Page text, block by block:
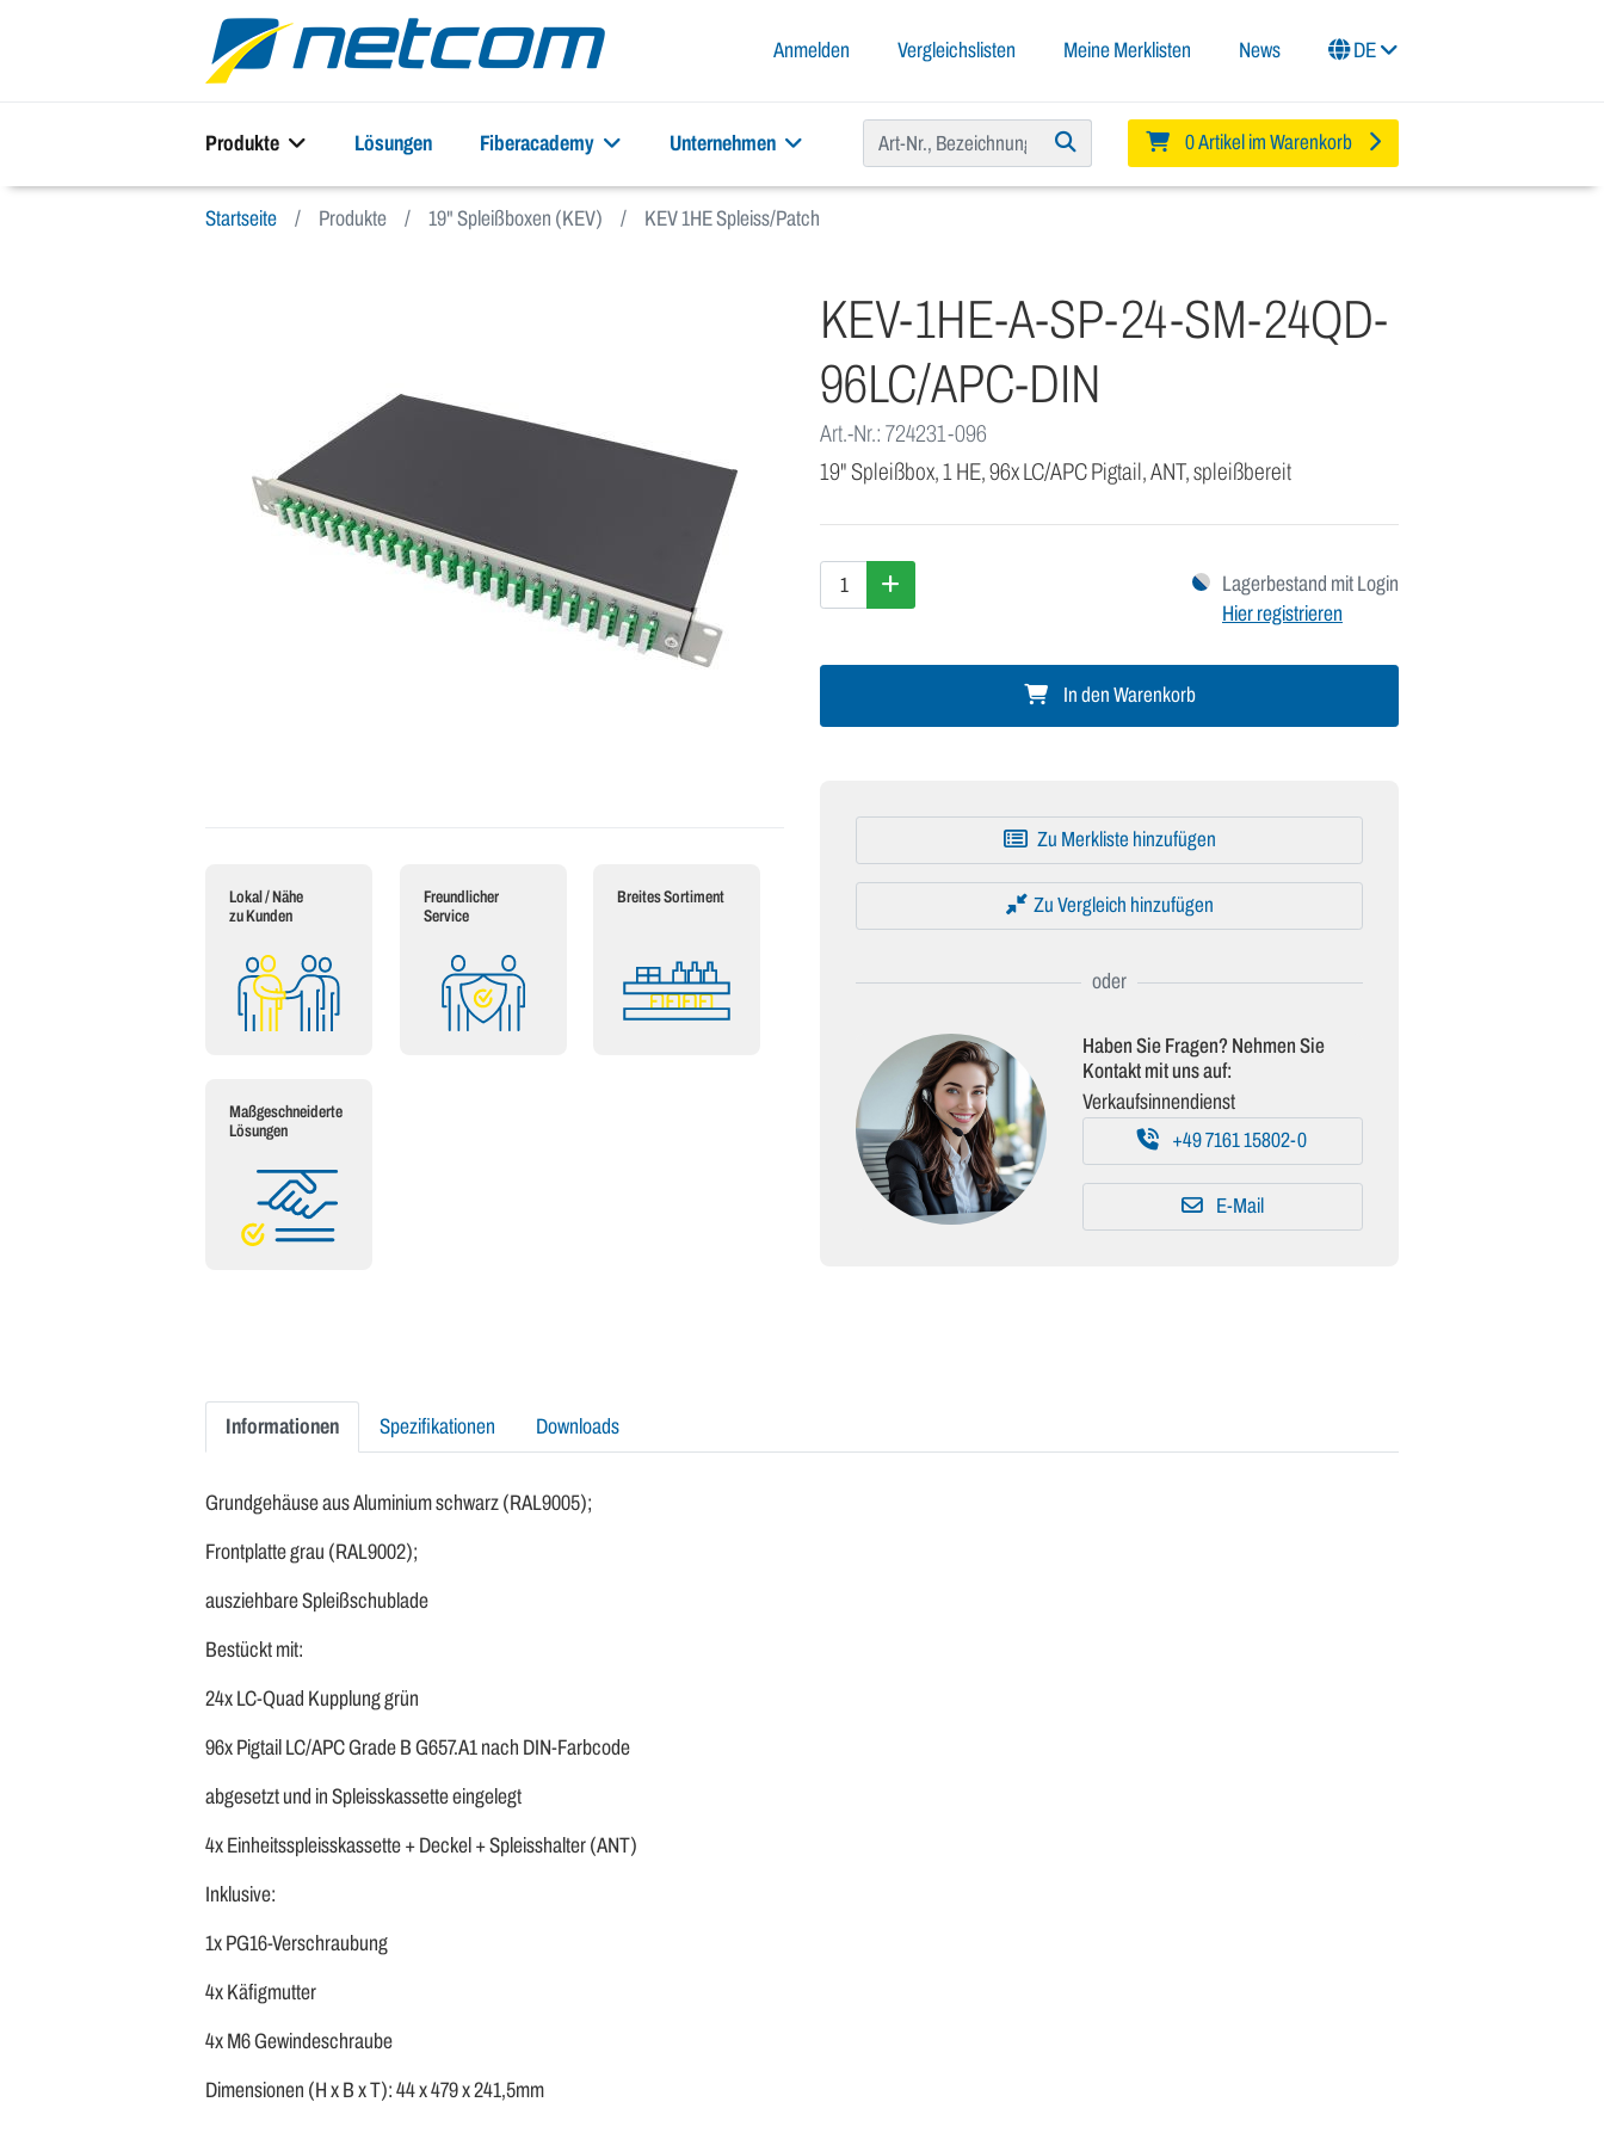
Anmelden Vergleichslisten Meine Merklisten News DE
Produkte Lösungen Fiberacademy Unternehmen 0 Artikel im Warenkorb
Startseite Produkte 19" Spleißboxen (KEV) KEV 1HE Spleiss/Patch
Lokal / Nähe
zu Kunden
Freundlicher
Service
Breites Sortiment
Maßgeschneiderte
Lösungen
KEV-1HE-A-SP-24-SM-24QD-
96LC/APC-DIN
Art.-Nr.: 724231-096
19" Spleißbox, 1 HE, 96x LC/APC Pigtail, ANT, spleißbereit
Lagerbestand mit Login
Hier registrieren
In den Warenkorb
Zu Merkliste hinzufügen
Zu Vergleich hinzufügen
Haben Sie Fragen? Nehmen Sie
Kontakt mit uns auf:
Verkaufsinnendienst
+49 7161 15802-0
E-Mail
Informationen Spezifikationen Downloads
Grundgehäuse aus Aluminium schwarz (RAL9005);
Frontplatte grau (RAL9002);
ausziehbare Spleißschublade
Bestückt mit:
24x LC-Quad Kupplung grün
96x Pigtail LC/APC Grade B G657.A1 nach DIN-Farbcode
abgesetzt und in Spleisskassette eingelegt
4x Einheitsspleisskassette + Deckel + Spleisshalter (ANT)
Inklusive:
1x PG16-Verschraubung
4x Käfigmutter
4x M6 Gewindeschraube
Dimensionen (H x B x T): 44 x 479 x 241,5mm